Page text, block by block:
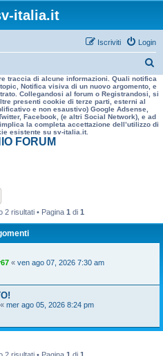
italia.it
Login
Iscriviti
e
r
a
traccia di alcune informazioni. Quali notifica
Notifica visiva di un nuovo argomento, e
Collegandosi al forum o Registrandosi, si
presenti cookie di terze parti, esterni al
e non esaustivo) Google Adsense,
Facebook, (e altri Social Network), e ad
la completa accettazione dell’utilizzo di
esistente su sv-italia.it.
FORUM
2 risultati • Pagina 1 di 1
« ven ago 07, 2026 7:30 am
« mer ago 05, 2026 8:24 pm
2 risultati • Pagina 1 di 1